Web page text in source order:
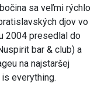
sa veľmi rýchlo
djov vo
2004 presedlal do
bar & club) a
na najstaršej
everything.